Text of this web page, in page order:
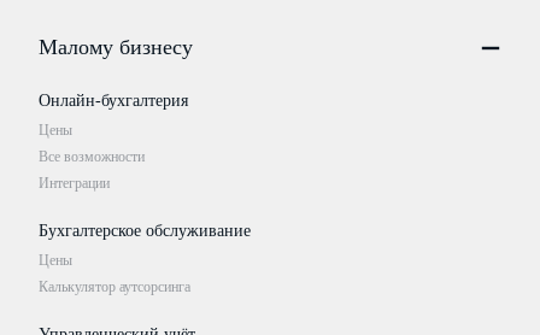
Малому бизнесу
Онлайн-бухгалтерия
Цены
Все возможности
Интеграции
Бухгалтерское обслуживание
Цены
Калькулятор аутсорсинга